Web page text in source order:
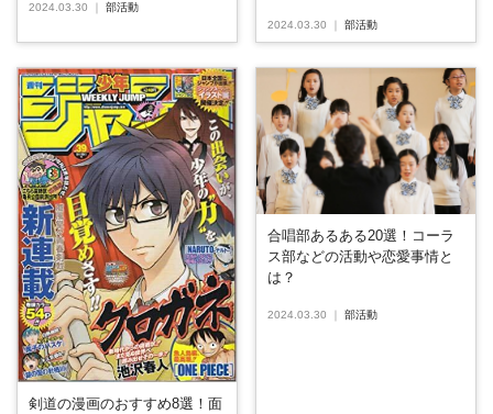
2024.03.30 部活動
2024.03.30 部活動
剣道の漫画のおすすめ8選！面
合唱部あるある20選！コーラ
ス部などの活動や恋愛事情と
は？
2024.03.30 部活動